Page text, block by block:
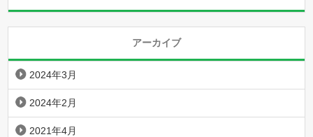
アーカイブ
2024年3月
2024年2月
2021年4月